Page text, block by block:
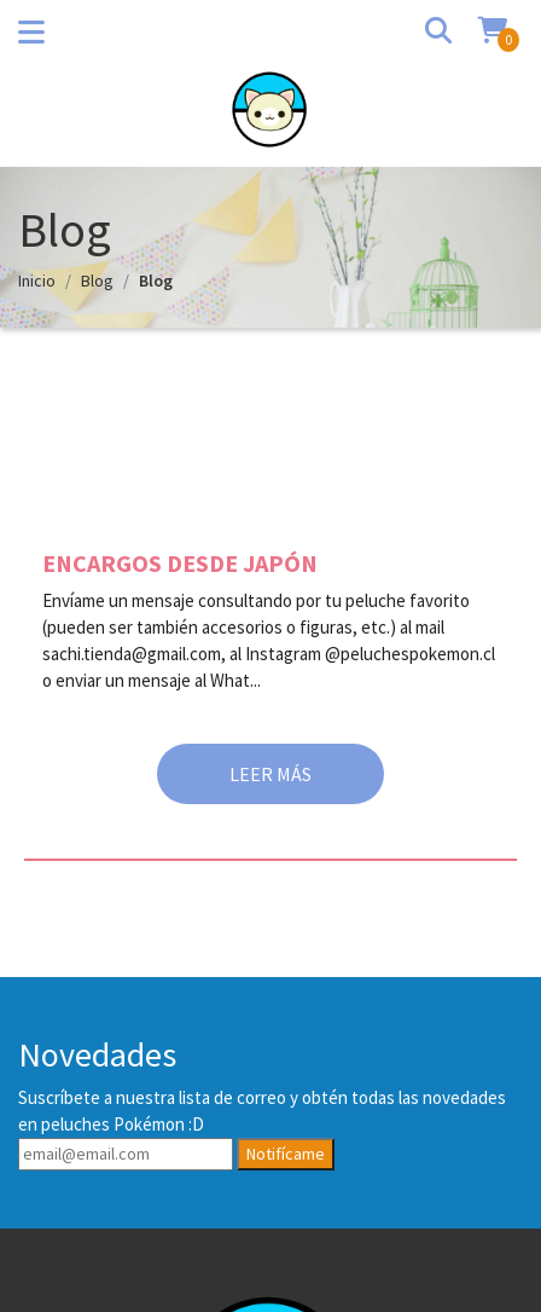
0
Blog
Inicio Blog Blog
ENCARGOS DESDE JAPÓN
Envíame un mensaje consultando por tu peluche favorito
(pueden ser también accesorios o figuras, etc.) al mail
sachi.tienda@gmail.com, al Instagram @peluchespokemon.cl
o enviar un mensaje al What...
LEER MÁS
Novedades
Suscríbete a nuestra lista de correo y obtén todas las novedades
en peluches Pokémon :D
Notifícame